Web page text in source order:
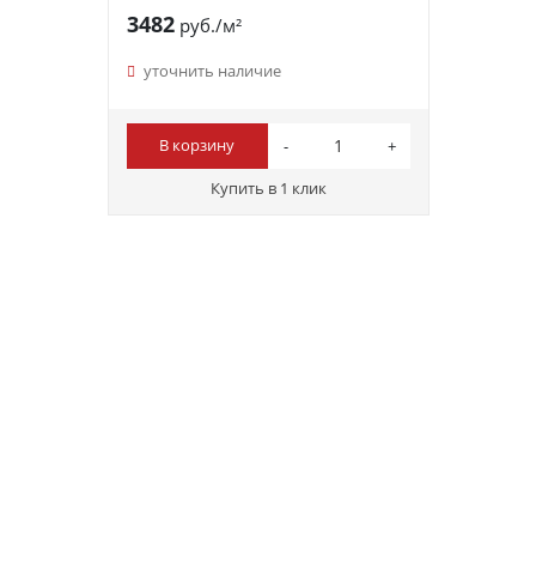
3482руб./м²
уточнить наличие
В корзину
Купить в 1 клик